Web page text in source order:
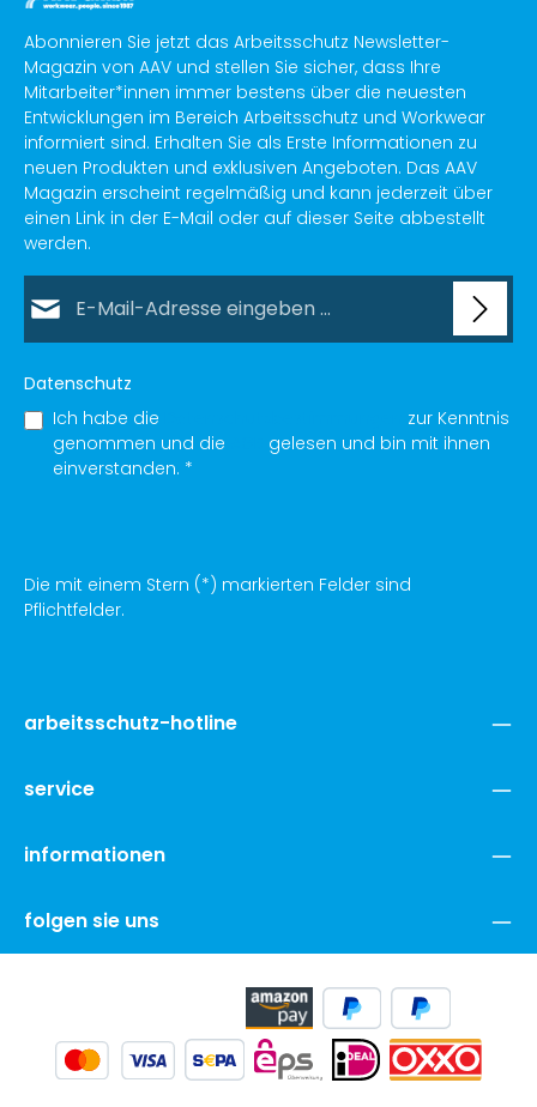
Abonnieren Sie jetzt das Arbeitsschutz Newsletter-
Magazin von AAV und stellen Sie sicher, dass Ihre
Mitarbeiter*innen immer bestens über die neuesten
Entwicklungen im Bereich Arbeitsschutz und Workwear
informiert sind. Erhalten Sie als Erste Informationen zu
neuen Produkten und exklusiven Angeboten. Das AAV
Magazin erscheint regelmäßig und kann jederzeit über
einen Link in der E-Mail oder auf dieser Seite abbestellt
werden.
Datenschutz
Ich habe die
zur Kenntnis
genommen und die
gelesen und bin mit ihnen
einverstanden. *
Die mit einem Stern (*) markierten Felder sind
Pflichtfelder.
arbeitsschutz-hotline
service
informationen
folgen sie uns